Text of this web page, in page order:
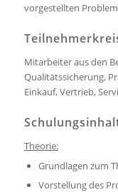
vorgestellten
Mitarbeiter aus den
Qualitätssicherung,
Einkauf, Vertrieb,
Theorie:
Grundlagen zum
Vorstellung des